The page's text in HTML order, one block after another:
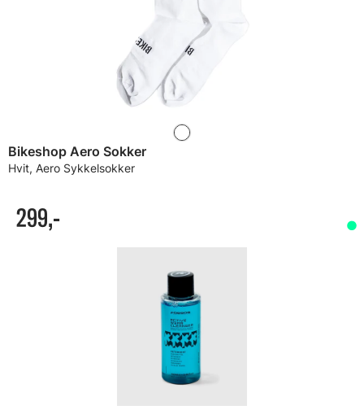
Bikeshop Aero Sokker
Hvit, Aero Sykkelsokker
299,-